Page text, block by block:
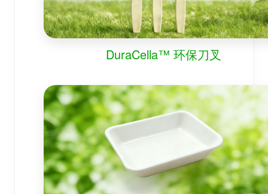
DuraCella™ 环保刀叉